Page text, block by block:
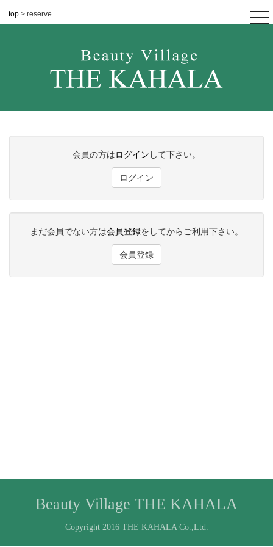
top > reserve
会員の方はログイン して下さい。
ログイン
まだ会員でない方は会員登録をしてからご利用下さい。
会員登録
Beauty Village THE KAHALA
Copyright 2016 THE KAHALA Co.,Ltd.